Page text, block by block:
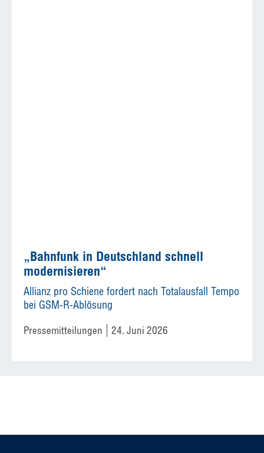
„Bahnfunk in Deutschland schnell
modernisieren“
Allianz pro Schiene fordert nach Totalausfall Tempo
bei GSM-R-Ablösung
Pressemitteilungen 24. Juni 2026